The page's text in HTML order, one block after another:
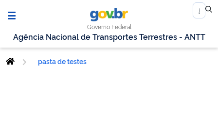
Governo Federal
Agência Nacional de Transportes Terrestres - ANTT
pasta de testes